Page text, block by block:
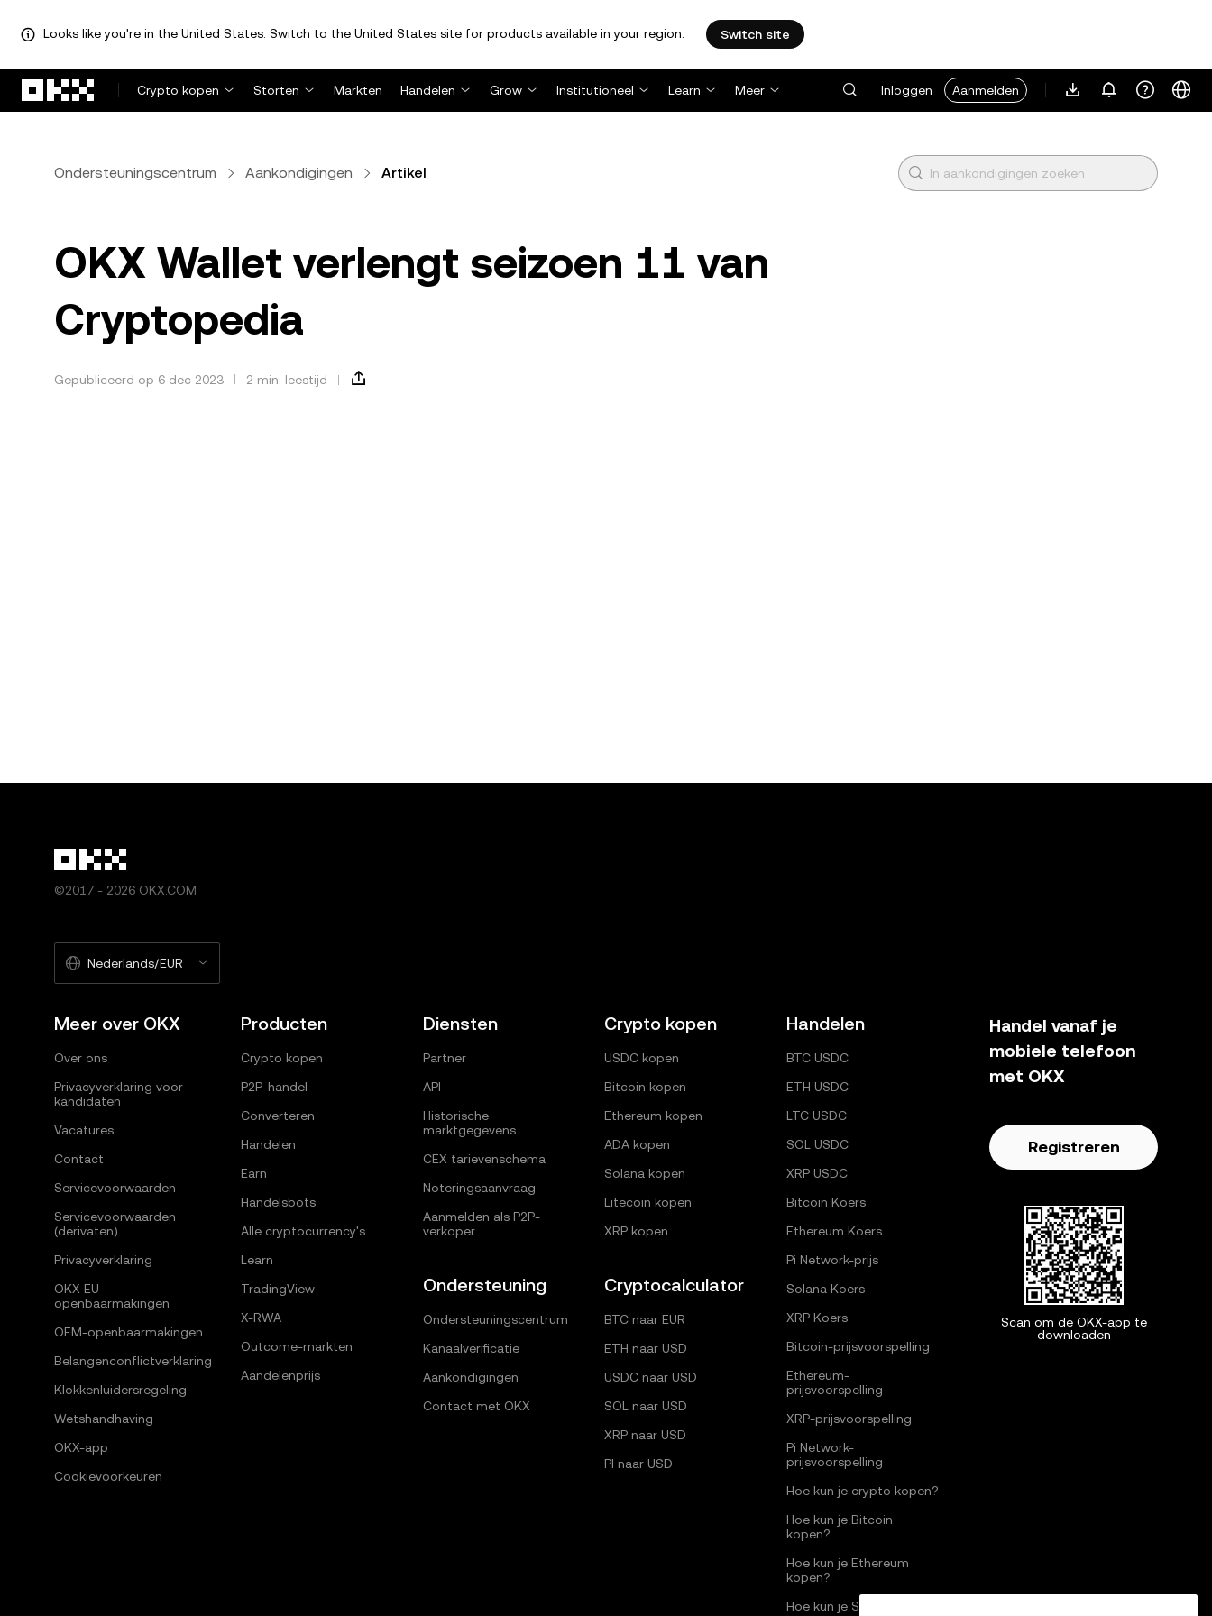
Looks like you're in the United States. Switch to the United States site for products available in your region. Switch site
Crypto kopen
Storten Markten Handelen Grow Institutioneel Learn Meer Inloggen Aanmelden
Ondersteuningscentrum Aankondigingen Artikel
OKX Wallet verlengt seizoen 11 van
Cryptopedia
Gepubliceerd op 6 dec 2023 2 min. leestijd
©2017 - 2026 OKX.COM
Nederlands/EUR
Meer over OKX
Over ons
Privacyverklaring voor
kandidaten
Vacatures
Contact
Servicevoorwaarden
Servicevoorwaarden
(derivaten)
Privacyverklaring
OKX EU-
openbaarmakingen
OEM-openbaarmakingen
Belangenconflictverklaring
Klokkenluidersregeling
Wetshandhaving
OKX-app
Cookievoorkeuren
Producten
Crypto kopen
P2P-handel
Converteren
Handelen
Earn
Handelsbots
Alle cryptocurrency's
Learn
TradingView
X-RWA
Outcome-markten
Aandelenprijs
Diensten
Partner
API
Historische
marktgegevens
CEX tarievenschema
Noteringsaanvraag
Aanmelden als P2P-
verkoper
Ondersteuning
Ondersteuningscentrum
Kanaalverificatie
Aankondigingen
Contact met OKX
Crypto kopen
USDC kopen
Bitcoin kopen
Ethereum kopen
ADA kopen
Solana kopen
Litecoin kopen
XRP kopen
Cryptocalculator
BTC naar EUR
ETH naar USD
USDC naar USD
SOL naar USD
XRP naar USD
PI naar USD
Handelen
BTC USDC
ETH USDC
LTC USDC
SOL USDC
XRP USDC
Bitcoin Koers
Ethereum Koers
Pi Network-prijs
Solana Koers
XRP Koers
Bitcoin-prijsvoorspelling
Ethereum-
prijsvoorspelling
XRP-prijsvoorspelling
Pi Network-
prijsvoorspelling
Hoe kun je crypto kopen?
Hoe kun je Bitcoin
kopen?
Hoe kun je Ethereum
kopen?
Hoe kun je Solana
Handel vanaf je
mobiele telefoon
met OKX
Registreren
Scan om de OKX-app te
downloaden